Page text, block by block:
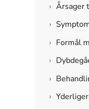
› Årsager
›
› Formål
›
›
›